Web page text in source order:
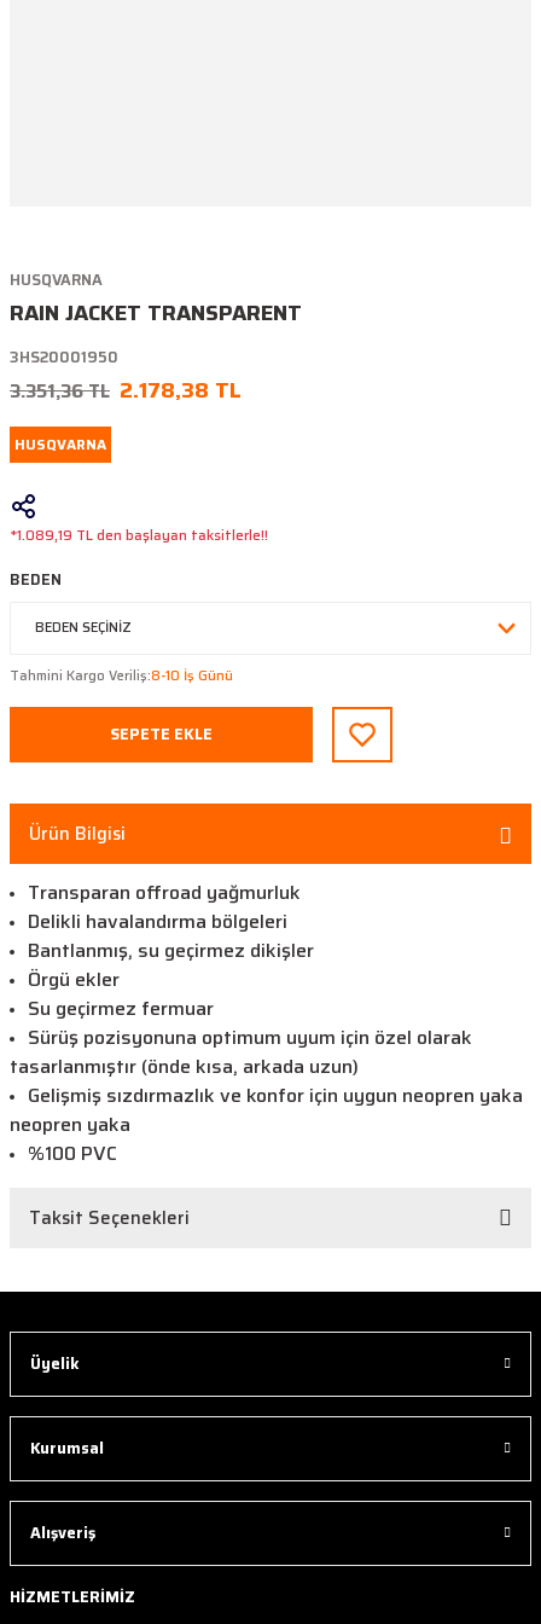
HUSQVARNA
RAIN JACKET TRANSPARENT
3HS20001950
3.351,36 TL 2.178,38 TL
HUSQVARNA
*1.089,19 TL den başlayan taksitlerle!!
BEDEN
Tahmini Kargo Veriliş:8-10 İş Günü
SEPETE EKLE
Ürün Bilgisi
Transparan offroad yağmurluk
Delikli havalandırma bölgeleri
Bantlanmış, su geçirmez dikişler
Örgü ekler
Su geçirmez fermuar
Sürüş pozisyonuna optimum uyum için özel olarak
tasarlanmıştır (önde kısa, arkada uzun)
Gelişmiş sızdırmazlık ve konfor için uygun neopren yaka
neopren yaka
%100 PVC
Taksit Seçenekleri
Üyelik
Kurumsal
Alışveriş
HİZMETLERİMİZ